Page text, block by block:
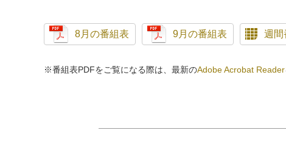
8月の番組表 9月の番組表 週間
※番組表PDFをご覧になる際は、最新のAdobe Acrobat Reader